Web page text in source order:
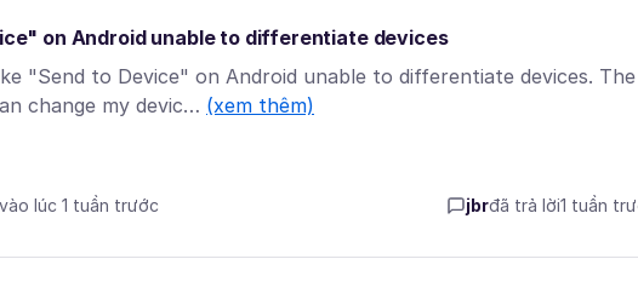
on Android unable to differentiate devices
"Send to Device" on Android unable to differentiate devices. The
change my devic… (xem thêm)
lúc 1 tuần trước jbrđã trả lời1 tuần